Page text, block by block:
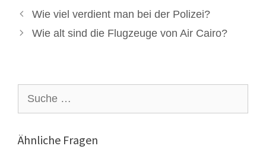
Wie viel verdient man bei der Polizei?
Wie alt sind die Flugzeuge von Air Cairo?
nach:
Ähnliche Fragen